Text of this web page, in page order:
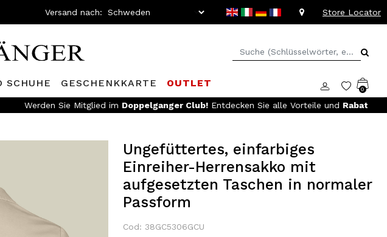
Versand nach: Store Locator
SCHUHE GESCHENKKARTE OUTLET
0
alle Vorteile undRabatte von bis zu -20%!
Ungefüttertes, einfarbiges
Einreiher-Herrensakko mit
aufgesetzten Taschen in normaler
Passform
Cod: 38GC5306GCU